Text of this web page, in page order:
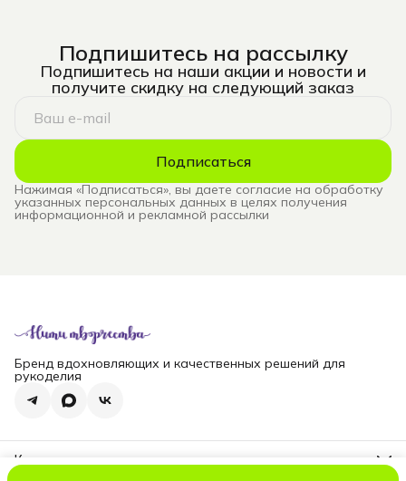
Подпишитесь на рассылку
Подпишитесь на наши акции и новости и
получите скидку на следующий заказ
Подписаться
Нажимая «Подписаться», вы даете согласие на обработку
указанных персональных данных в целях получения
информационной и рекламной рассылки
Бренд вдохновляющих и качественных решений для
рукоделия
Контакты